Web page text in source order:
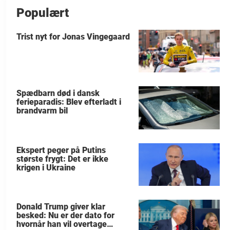
Populært
Trist nyt for Jonas Vingegaard
Spædbarn død i dansk
ferieparadis: Blev efterladt i
brandvarm bil
Ekspert peger på Putins
største frygt: Det er ikke
krigen i Ukraine
Donald Trump giver klar
besked: Nu er der dato for
hvornår han vil overtage